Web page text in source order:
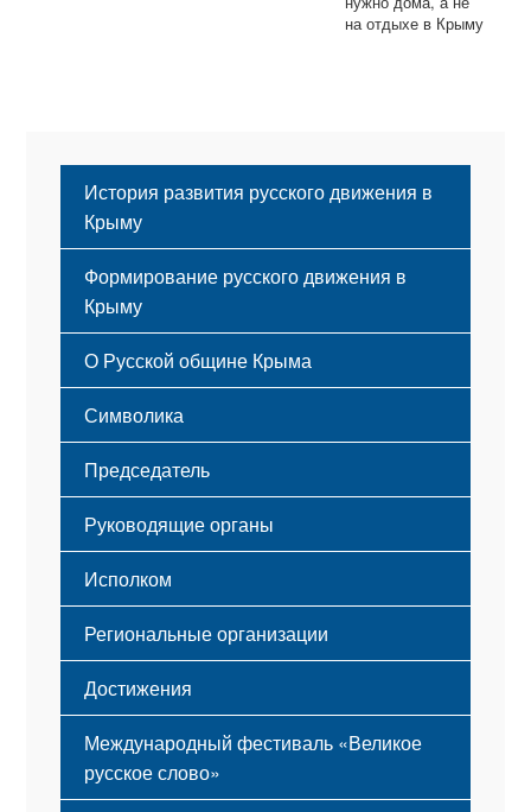
на отдыхе в Крыму
История развития русского движения в
Крыму
Формирование русского движения в
Крыму
Русский Крым
О Русской общине Крыма
Этапы становления
Принципы деятельности
Структура
Мероприятия
Символика
Флаг
Герб
Гимн
Председатель
Руководящие органы
Исполком
Региональные организации
Достижения
Международный фестиваль «Великое
русское слово»